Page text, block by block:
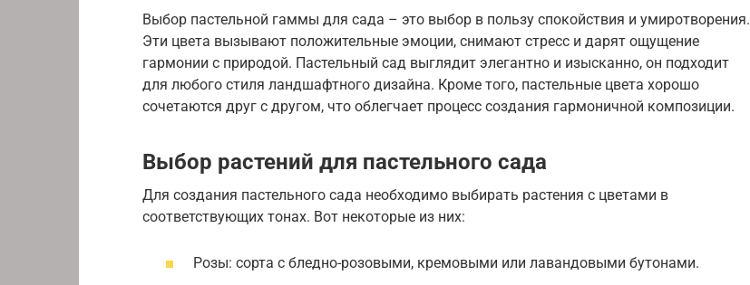
Выбор пастельной гаммы для сада – это выбор в пользу спокойствия и умиротворения.
Эти цвета вызывают положительные эмоции, снимают стресс и дарят ощущение
гармонии с природой. Пастельный сад выглядит элегантно и изысканно, он подходит
для любого стиля ландшафтного дизайна. Кроме того, пастельные цвета хорошо
сочетаются друг с другом, что облегчает процесс создания гармоничной композиции.
Выбор растений для пастельного сада
Для создания пастельного сада необходимо выбирать растения с цветами в
соответствующих тонах. Вот некоторые из них:
Розы: сорта с бледно-розовыми, кремовыми или лавандовыми бутонами.